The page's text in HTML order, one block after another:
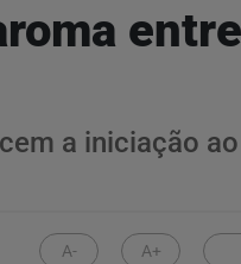
entre
a iniciação ao
A- A+